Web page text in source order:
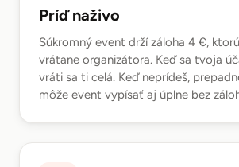
Príď naživo
Súkromný event drží záloha 4 €,
vrátane organizátora. Keď sa tvoja
vráti sa ti celá. Keď neprídeš,
môže event vypísať aj úplne bez